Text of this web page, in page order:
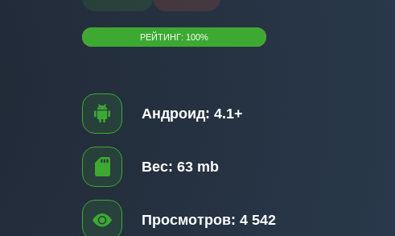
РЕЙТИНГ: 100%
Андроид: 4.1+
Вес: 63 mb
Просмотров: 4 542